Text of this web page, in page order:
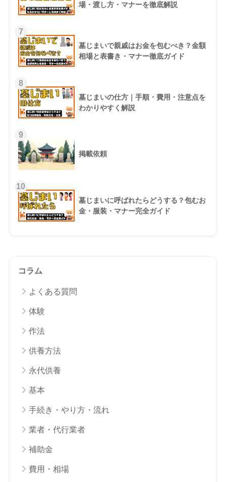
場・渡し方・マナーを徹底解説
7
墓じまいで親戚はお金を包むべき？金額
相場と表書き・マナー徹底ガイド
8
墓じまいの仕方｜手順・費用・注意点を
わかりやすく解説
9
掲載依頼
10
墓じまいに呼ばれたらどうする？包むお
金・服装・マナー完全ガイド
コラム
よくある質問
体験
作法
供養方法
永代供養
基本
手続き・やり方・流れ
業者・代行業者
補助金
費用・相場